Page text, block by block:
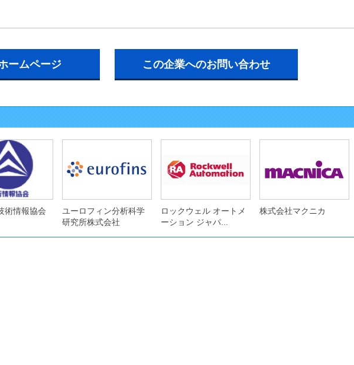
ームページ この企業へのお問い合わせ
術情報協会
ユーロフィン分析科学
研究所株式会社
ロックウェル オートメ
ーション ジャパ...
株式会社マクニカ